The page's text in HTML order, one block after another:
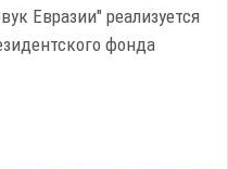
Евразии" реализуется
фонда